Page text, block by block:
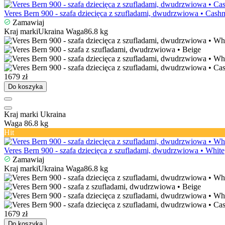
Veres Bern 900 - szafa dziecięca z szufladami, dwudrzwiowa •
Zamawiaj
Kraj markiUkraina Waga86.8 kg
1679 zł
Do koszyka
Kraj marki Ukraina
Waga 86.8 kg
Hit
Veres Bern 900 - szafa dziecięca z szufladami, dwudrzwiowa • White
Zamawiaj
Kraj markiUkraina Waga86.8 kg
1679 zł